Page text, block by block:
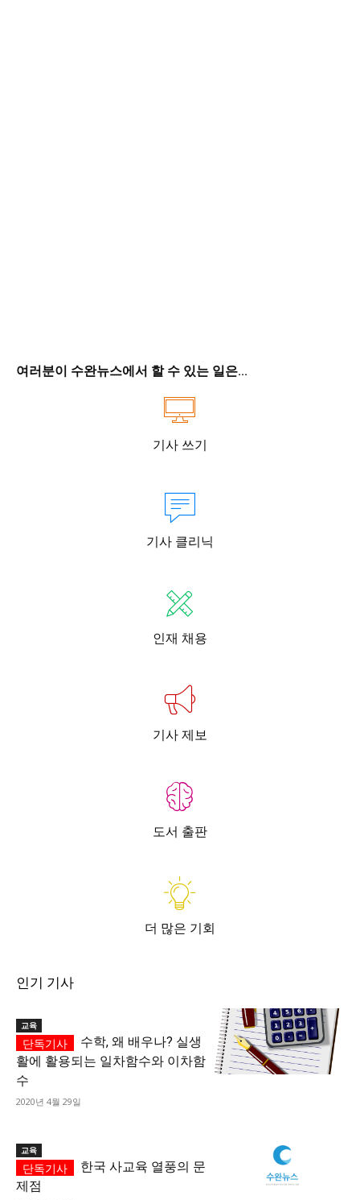
여러분이 수완뉴스에서 할 수 있는 일은...
기사 쓰기
기사 클리닉
인재 채용
기사 제보
도서 출판
더 많은 기회
인기 기사
교육
수학, 왜 배우나? 실생
활에 활용되는 일차함수와 이차함
수
2020년 4월 29일
교육
한국 사교육 열풍의 문
제점